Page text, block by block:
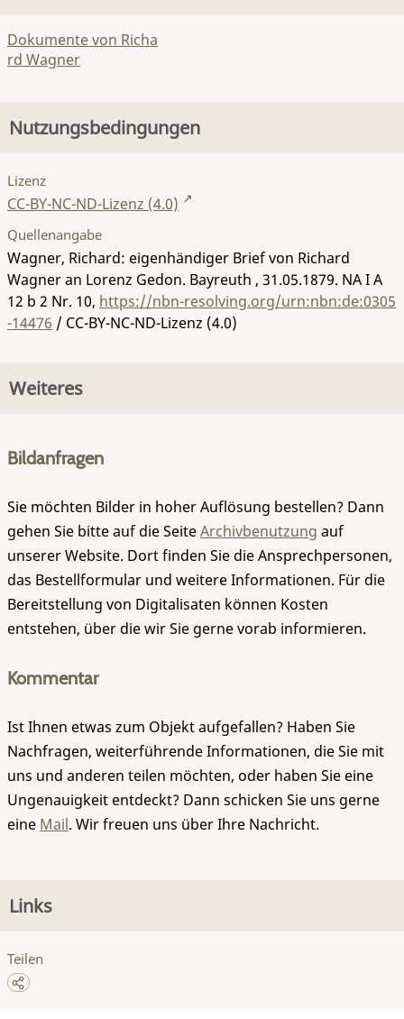
Dokumente von Richa
rd Wagner
Nutzungsbedingungen
Lizenz
CC-BY-NC-ND-Lizenz (4.0)
Quellenangabe
Wagner, Richard: eigenhändiger Brief von Richard
Wagner an Lorenz Gedon. Bayreuth , 31.05.1879. NA I A
12 b 2 Nr. 10, https://nbn-resolving.org/urn:nbn:de:0305
-14476 / CC-BY-NC-ND-Lizenz (4.0)
Weiteres
Bildanfragen
Sie möchten Bilder in hoher Auflösung bestellen? Dann
gehen Sie bitte auf die SeiteArchivbenutzung auf
unserer Website. Dort finden Sie die Ansprechpersonen,
das Bestellformular und weitere Informationen. Für die
Bereitstellung von Digitalisaten können Kosten
entstehen, über die wir Sie gerne vorab informieren.
Kommentar
Ist Ihnen etwas zum Objekt aufgefallen? Haben Sie
Nachfragen, weiterführende Informationen, die Sie mit
uns und anderen teilen möchten, oder haben Sie eine
Ungenauigkeit entdeckt? Dann schicken Sie uns gerne
eine Mail. Wir freuen uns über Ihre Nachricht.
Links
Teilen